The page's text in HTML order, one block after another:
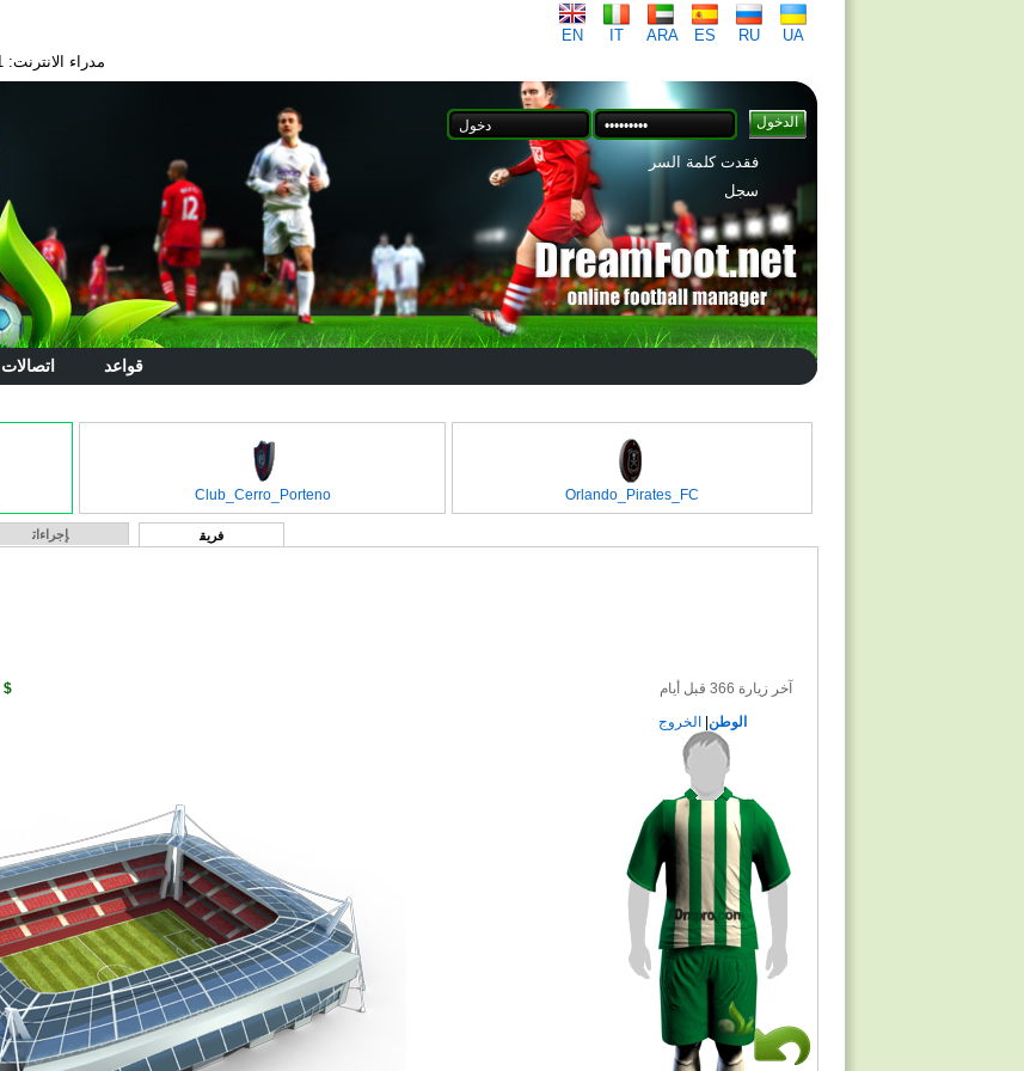
EN IT ARA ES RU
UA
مدراء الانترنت: 1
فقدت كلمة السر
سجل
اتصالات قواعد
Club_Cerro_Porteno Orlando_Pirates_FC
فريق إجراءات
آخر زيارة 366 قبل أيام
1 331 727 679 $
الوطن الخروج